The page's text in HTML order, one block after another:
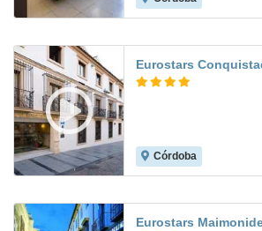
Eurostars
Córdoba
Eurostars